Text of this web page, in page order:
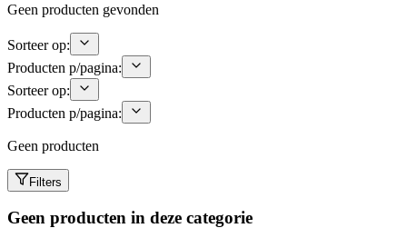
Geen producten gevonden
Sorteer op:
Producten p/pagina:
Sorteer op:
Producten p/pagina:
Geen producten
Filters
Geen producten in deze categorie